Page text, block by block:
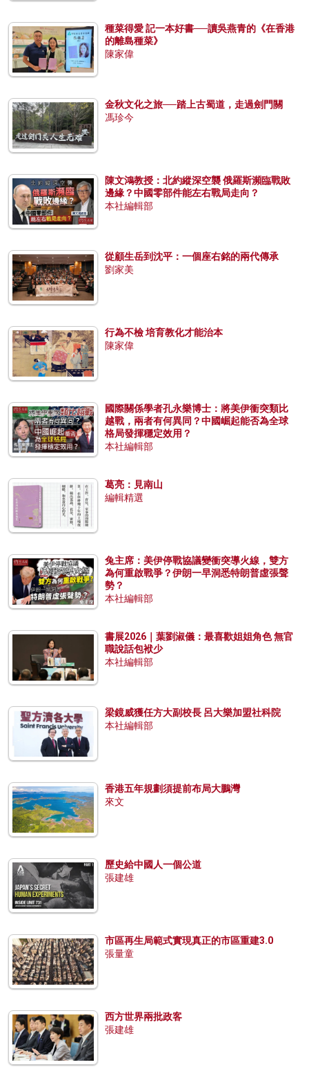
種菜得愛 記一本好書──讀吳燕青的《在香港
的離島種菜》
陳家偉
金秋文化之旅──踏上古蜀道，走過劍門關
馮珍今
陳文鴻教授：北約縱深空襲 俄羅斯瀕臨戰敗
邊緣？中國零部件能左右戰局走向？
本社編輯部
從顧生岳到沈平：一個座右銘的兩代傳承
劉家美
行為不檢 培育教化才能治本
陳家偉
國際關係學者孔永樂博士：將美伊衝突類比
越戰，兩者有何異同？中國崛起能否為全球
格局發揮穩定效用？
本社編輯部
葛亮：見南山
編輯精選
兔主席：美伊停戰協議變衝突導火線，雙方
為何重啟戰爭？伊朗一早洞悉特朗普虛張聲
勢？
本社編輯部
書展2026｜葉劉淑儀：最喜歡姐姐角色 無官
職說話包袱少
本社編輯部
梁鏡威獲任方大副校長 呂大樂加盟社科院
本社編輯部
香港五年規劃須提前布局大鵬灣
來文
歷史給中國人一個公道
張建雄
市區再生局範式實現真正的市區重建3.0
張量童
西方世界兩批政客
張建雄